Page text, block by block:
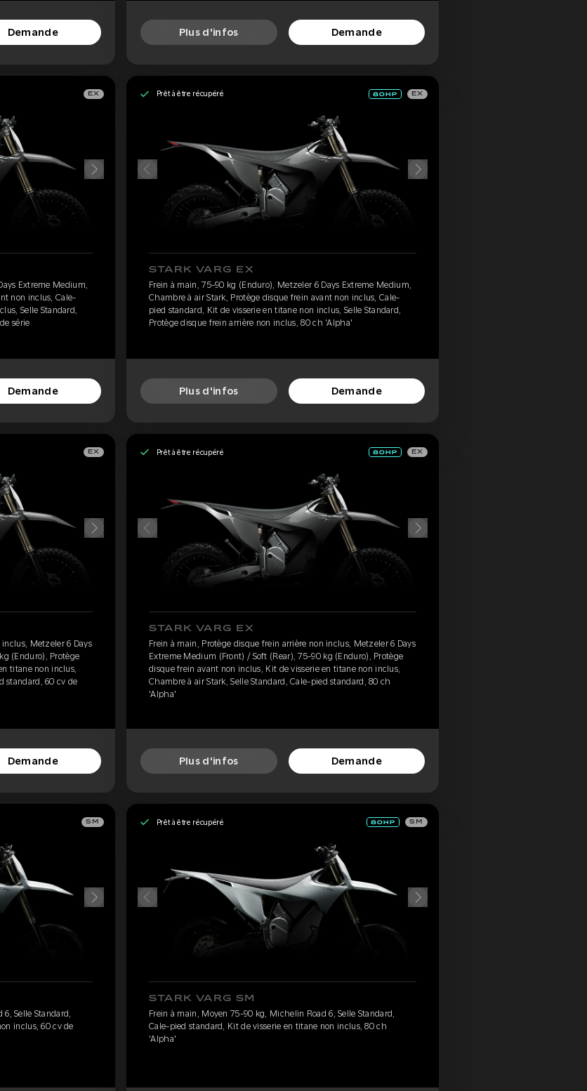
Demande Plus d'infos Demande
EX
Extreme Medium,
non inclus, Cale-
Selle Standard,
série
Demande
Prêt à être récupéré EX
STARK VARG EX
Frein à main, 75-90 kg (Enduro), Metzeler 6 Days Extreme Medium,
Chambre à air Stark, Protège disque frein avant non inclus, Cale-
pied standard, Kit de visserie en titane non inclus, Selle Standard,
Protège disque frein arrière non inclus, 80 ch 'Alpha'
Plus d'infos Demande
EX
Metzeler 6 Days
(Enduro), Protège
titane non inclus,
standard, 60 cv de
Demande
Prêt à être récupéré EX
STARK VARG EX
Frein à main, Protège disque frein arrière non inclus, Metzeler 6 Days
Extreme Medium (Front) / Soft (Rear), 75-90 kg (Enduro), Protège
disque frein avant non inclus, Kit de visserie en titane non inclus,
Chambre à air Stark, Selle Standard, Cale-pied standard, 80 ch
'Alpha'
Plus d'infos Demande
SM
Selle Standard,
inclus, 60 cv de
Prêt à être récupéré SM
STARK VARG SM
Frein à main, Moyen 75-90 kg, Michelin Road 6, Selle Standard,
Cale-pied standard, Kit de visserie en titane non inclus, 80 ch
'Alpha'